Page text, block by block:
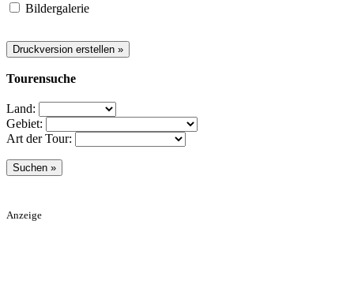
Bildergalerie
Tourensuche
Land:
Gebiet:
Art der Tour:
Anzeige